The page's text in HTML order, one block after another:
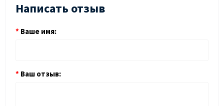
Написать отзыв
Ваше имя:
Ваш отзыв: